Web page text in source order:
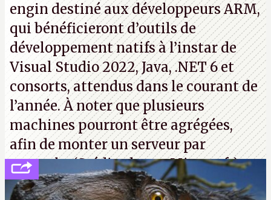
engin destiné aux développeurs ARM,
qui bénéficieront d’outils de
développement natifs à l’instar de
Visual Studio 2022, Java, .NET 6 et
consorts, attendus dans le courant de
l’année. À noter que plusieurs
machines pourront être agrégées,
afin de monter un serveur par
exemple. (Crédit photo : Microsoft)